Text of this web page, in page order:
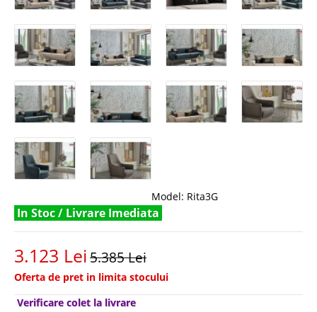
Model: Rita3G
In Stoc / Livrare Imediata
3.123 Lei5.385 Lei
Oferta de pret in limita stocului
Verificare colet la livrare